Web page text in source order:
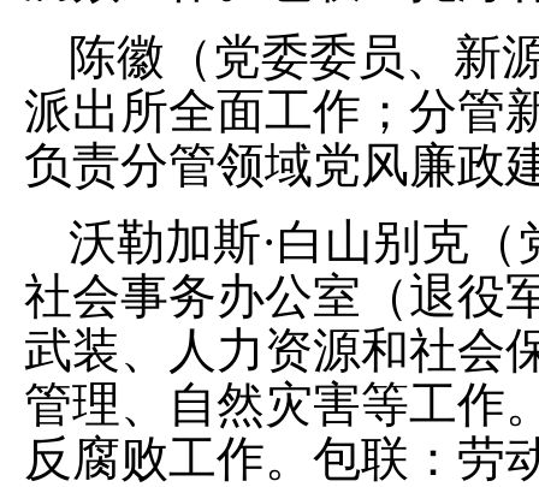
陈徽（党委委员、新
派出所全面工作；分管
负责分管领域党风廉政
沃勒加斯·白山别克（
社会事务办公室（退役
武装、
人力资源和社会
管理、自然灾害等工作
反腐败工作。包联：劳